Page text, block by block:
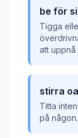
be för
Tigga
att uppnå
stirra
Titta
på någon.